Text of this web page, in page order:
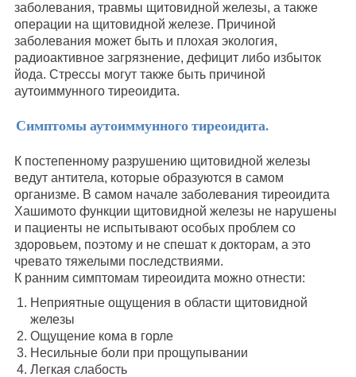
заболевания, травмы щитовидной железы, а также
операции на щитовидной железе. Причиной
заболевания может быть и плохая экология,
радиоактивное загрязнение, дефицит либо избыток
йода. Стрессы могут также быть причиной
аутоиммунного тиреоидита.
Симптомы аутоиммунного тиреоидита.
К постепенному разрушению щитовидной железы
ведут антитела, которые образуются в самом
организме. В самом начале заболевания тиреоидита
Хашимото функции щитовидной железы не нарушены
и пациенты не испытывают особых проблем со
здоровьем, поэтому и не спешат к докторам, а это
чревато тяжелыми последствиями.
К ранним симптомам тиреоидита можно отнести:
Неприятные ощущения в области щитовидной
железы
Ощущение кома в горле
Несильные боли при прощупывании
Легкая слабость